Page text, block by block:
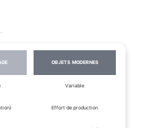
OBJETS MODERNES
Variable
Effort de production